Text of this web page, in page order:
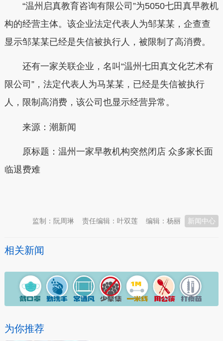
“温州启真教育咨询有限公司”为5050七田真早教机
构的经营主体。该企业法定代表人为邹某某，企查查
显示邹某某已经是失信被执行人，被限制了高消费。
还有一家关联企业，名叫“温州七田真文化艺术有
限公司”，法定代表人为马某某，已经是失信被执行
人，限制高消费，该公司也显示经营异常。
来源：潮新闻
原标题：温州一家早教机构突然闭店 众多家长面
临退费难
新闻中心
编辑：杨丽
责任编辑：叶双莲
监制：阮周琳
相关新闻
为你推荐